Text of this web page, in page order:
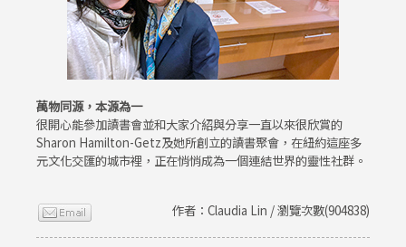
萬物同源，本源為一
很開心能參加讀書會並和大家介紹與分享一直以來很欣賞的
Sharon Hamilton-Getz及她所創立的讀書聚會，在紐約這座多
元文化交匯的城市裡，正在悄悄成為一個連結世界的靈性社群。
作者：Claudia Lin / 瀏覽次數(904838)